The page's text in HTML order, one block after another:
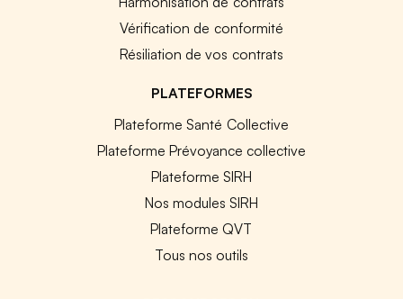
Vérification de conformité
Résiliation de vos contrats
PLATEFORMES
Plateforme Santé Collective
Plateforme Prévoyance collective
Plateforme SIRH
Nos modules SIRH
Plateforme QVT
Tous nos outils